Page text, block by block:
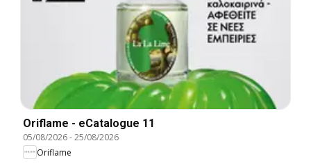
Oriflame - eCatalogue 11
05/08/2026-25/08/2026
Oriflame